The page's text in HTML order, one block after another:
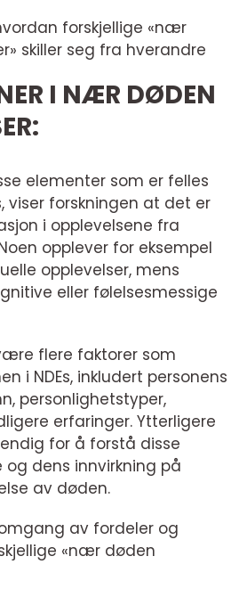
forskjellige «nær
skiller seg fra hverandre
I NÆR DØDEN
elementer som er felles
viser forskningen at det er
i opplevelsene fra
opplever for eksempel
opplevelser, mens
eller følelsesmessige
flere faktorer som
i NDEs, inkludert personens
personlighetstyper,
erfaringer. Ytterligere
for å forstå disse
og dens innvirkning på
av døden.
av fordeler og
«nær døden